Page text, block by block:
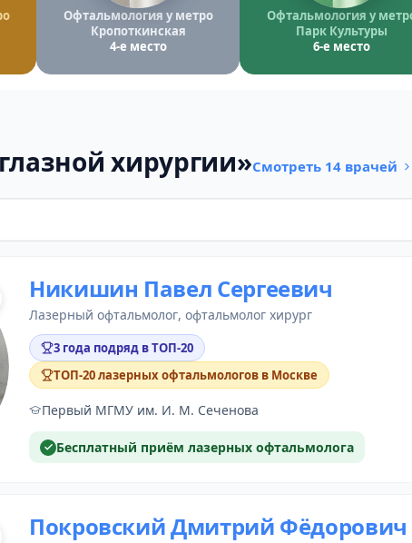
Офтальмология у метро
Кропоткинская
4-е место
Офтальмология у
Парк Культуры
6-е место
хирургии»Смотреть 14 врачей
Никишин Павел Сергеевич
лазерный офтальмолог, офтальмолог хирург
3 года подряд в ТОП-20
ТОП-20 лазерных офтальмологов в Москве
Первый МГМУ им. И. М. Сеченова
Бесплатный приём лазерных офтальмолога
Покровский Дмитрий Фёдорович